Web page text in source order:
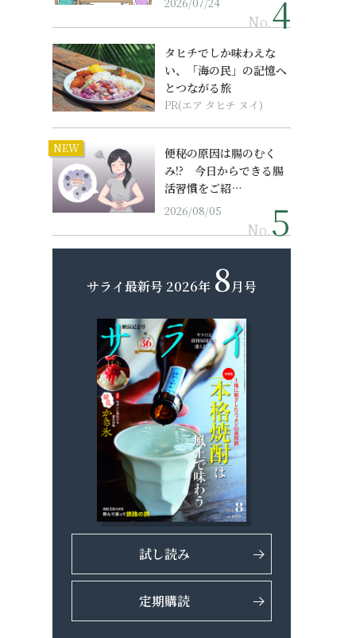
No.
タヒチでしか味わえな
い、「海の民」の記憶へ
とつながる旅
PR(エア タヒチ ヌイ)
NEW
便秘の原因は腸のむく
み!? 今日からできる腸
活習慣をご紹…
2026/08/05
No.
サライ最新号 2026年 8月号
試し読み
定期購読